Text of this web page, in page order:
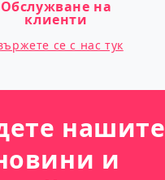
Обслужване на
клиенти
се с нас тук
нашите
и